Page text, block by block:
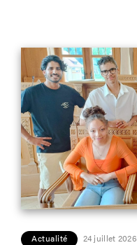
Actualité 24 juillet 2026